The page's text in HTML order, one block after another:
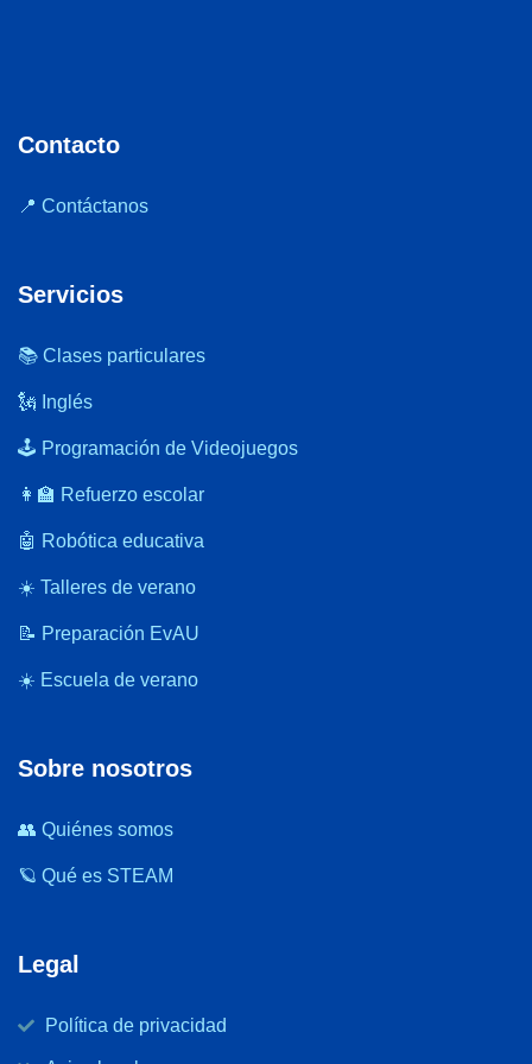
Contacto
📍 Contáctanos
Servicios
📚 Clases particulares
🗽 Inglés
🕹️ Programación de Videojuegos
👩‍🏫 Refuerzo escolar
🤖 Robótica educativa
☀️ Talleres de verano
📝 Preparación EvAU
☀️ Escuela de verano
Sobre nosotros
👥 Quiénes somos
🪐 Qué es STEAM
Legal
Política de privacidad